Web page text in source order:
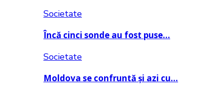
Societate
Încă cinci sonde au fost puse…
Societate
Moldova se confruntă și azi cu…